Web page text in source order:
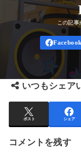
いつもシェア
ポスト シェア
コメントを残す